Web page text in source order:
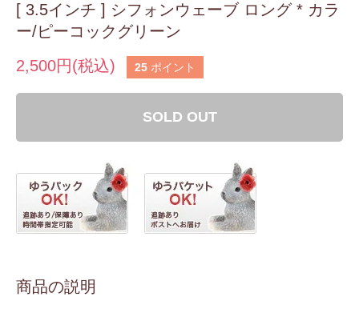
[ 3.5インチ ] シフォンウェーブ ロング * カラ
ー/ピーコックグリーン
2,500円(税込)
25 ポイント
SOLD OUT
商品の説明